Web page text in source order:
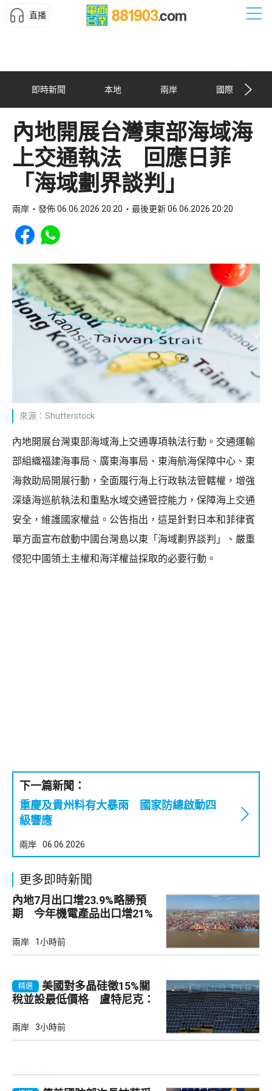
直播
即時新聞 本地 兩岸 國際
內地開展台灣東部海域海
上交通執法 回應日菲
「海域劃界談判」
兩岸 發佈 06.06.2026 20:20 最後更新 06.06.2026 20:20
Share to Facebook
Share to WhatsApp
來源：Shutterstock
內地開展台灣東部海域海上交通專項執法行動。交通運輸
部組織福建海事局、廣東海事局、東海航海保障中心、東
海救助局開展行動，全面履行海上行政執法管轄權，增強
深遠海巡航執法和重點水域交通管控能力，保障海上交通
安全，維護國家權益。公告指出，這是針對日本和菲律賓
單方面宣布啟動中國台灣島以東「海域劃界談判」、嚴重
侵犯中國領土主權和海洋權益採取的必要行動。
下一篇新聞：
重慶及貴州料有大暴雨 國家防總啟動四
級響應
兩岸 06.06.2026
更多即時新聞
內地7月出口增23.9%略勝預
期 今年機電產品出口增21%
兩岸 1小時前
精選
美國對多晶硅徵15%關
稅並設最低價格 盧特尼克：
兩岸 3小時前